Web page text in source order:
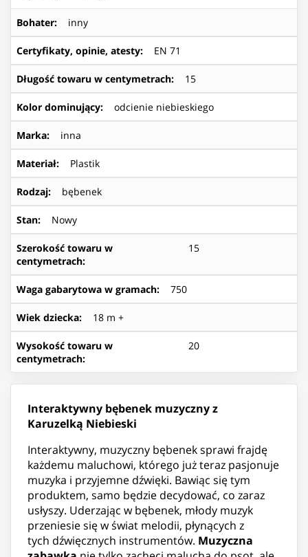
Bohater: inny
Certyfikaty, opinie, atesty: EN 71
Długość towaru w centymetrach: 15
Kolor dominujący: odcienie niebieskiego
Marka: inna
Materiał: Plastik
Rodzaj: bębenek
Stan: Nowy
Szerokość towaru w
centymetrach:
15
Waga gabarytowa w gramach: 750
Wiek dziecka: 18 m +
Wysokość towaru w
centymetrach:
20
Interaktywny bębenek muzyczny z
Karuzelką Niebieski
Interaktywny, muzyczny bębenek sprawi frajdę
każdemu maluchowi, którego już teraz pasjonuje
muzyka i przyjemne dźwięki. Bawiąc się tym
produktem, samo będzie decydować, co zaraz
usłyszy. Uderzając w bębenek, młody muzyk
przeniesie się w świat melodii, płynących z
tych dźwięcznych instrumentów. Muzyczna